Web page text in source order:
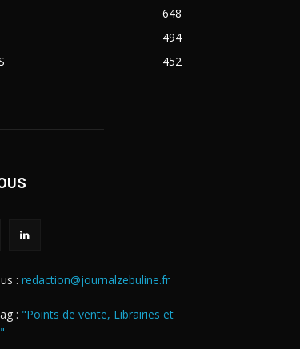
648
494
452
: redaction@journalzebuline.fr
: "Points de vente, Librairies et